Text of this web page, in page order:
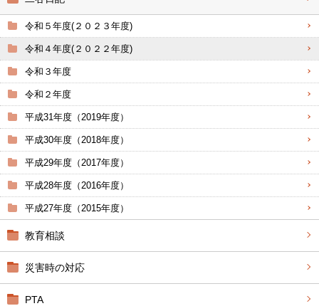
令和５年度(２０２３年度)
令和４年度(２０２２年度)
令和３年度
令和２年度
平成31年度（2019年度）
平成30年度（2018年度）
平成29年度（2017年度）
平成28年度（2016年度）
平成27年度（2015年度）
教育相談
災害時の対応
PTA